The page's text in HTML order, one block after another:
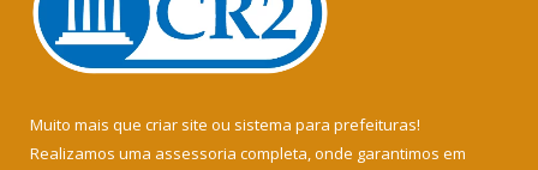
Muito mais que criar site ou sistema para prefeituras!
Realizamos uma assessoria completa, onde garantimos em